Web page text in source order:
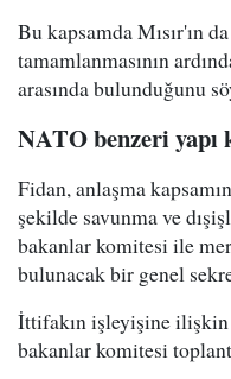
Bu kapsamda Mısır'ın
tamamlanmasının
arasında bulunduğunu
NATO benzeri yapı
Fidan, anlaşma
şekilde savunma ve
bakanlar komitesi ile
bulunacak bir genel
İttifakın işleyişine ilişkin
bakanlar komitesi